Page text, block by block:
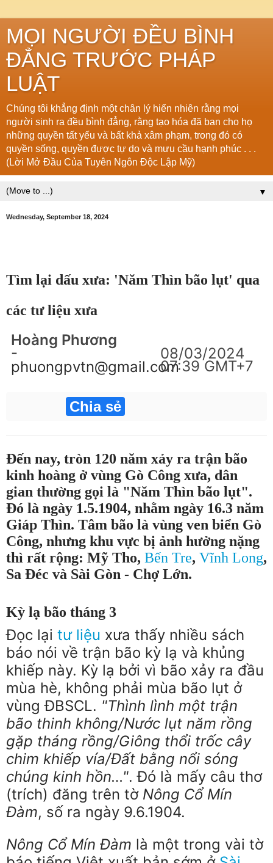
MỌI NGƯỜI ĐỀU BÌNH
ĐẲNG TRƯỚC PHÁP
LUẬT
Chúng tôi khẳng định một chân lý hiển nhiên rằng mọi
người sinh ra đều bình đẳng, rằng tạo hóa đã ban cho họ
những quyền tất yếu và bất khả xâm phạm, trong đó có
quyền sống, quyền được tự do và mưu cầu hạnh phúc . . .
(Lời Mở Đầu Của Tuyên Ngôn Độc Lập Mỹ)
▼
Wednesday, September 18, 2024
Tìm lại dấu xưa: 'Năm Thìn bão lụt' qua
các tư liệu xưa
Hoàng Phương
-
phuongpvtn@gmail.com
08/03/2024
07:39 GMT+7
Chia sẻ
Đến nay, tròn 120 năm xảy ra trận bão
kinh hoàng ở vùng Gò Công xưa, dân
gian thường gọi là "Năm Thìn bão lụt".
Đó là ngày 1.5.1904, nhằm ngày 16.3 năm
Giáp Thìn. Tâm bão là vùng ven biển Gò
Công, nhưng khu vực bị ảnh hưởng nặng
thì rất rộng: Mỹ Tho, Bến Tre, Vĩnh Long,
Sa Đéc và Sài Gòn - Chợ Lớn.
Kỳ lạ bão tháng 3
Đọc lại tư liệu xưa thấy nhiều sách
báo nói về trận bão kỳ lạ và khủng
khiếp này. Kỳ lạ bởi vì bão xảy ra đầu
mùa hè, không phải mùa bão lụt ở
vùng ĐBSCL. "Thình lình một trận
bão thinh không/Nước lụt năm rồng
gặp tháng rồng/Giông thổi trốc cây
chim khiếp vía/Đất bằng nổi sóng
chúng kinh hồn…". Đó là mấy câu thơ
(trích) đăng trên tờ Nông Cổ Mín
Đàm, số ra ngày 9.6.1904.
Nông Cổ Mín Đàm là một trong vài tờ